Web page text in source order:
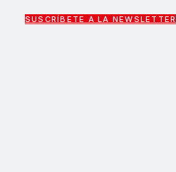
SUSCRÍBETE A LA NEWSLETTER